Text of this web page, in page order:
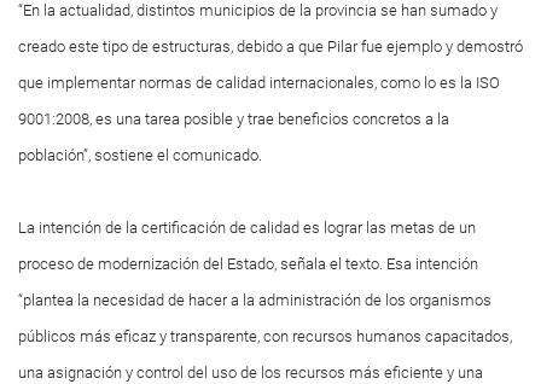
“En la actualidad, distintos municipios de la provincia se han sumado y
creado este tipo de estructuras, debido a que Pilar fue ejemplo y demostró
que implementar normas de calidad internacionales, como lo es la ISO
9001:2008, es una tarea posible y trae beneficios concretos a la
población”, sostiene el comunicado.
La intención de la certificación de calidad es lograr las metas de un
proceso de modernización del Estado, señala el texto. Esa intención
“plantea la necesidad de hacer a la administración de los organismos
públicos más eficaz y transparente, con recursos humanos capacitados,
una asignación y control del uso de los recursos más eficiente y una